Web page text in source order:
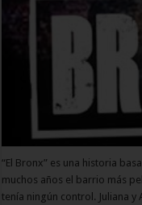
“El Bronx” es una historia
muchos años el barrio más
tenía ningún control. Juliana